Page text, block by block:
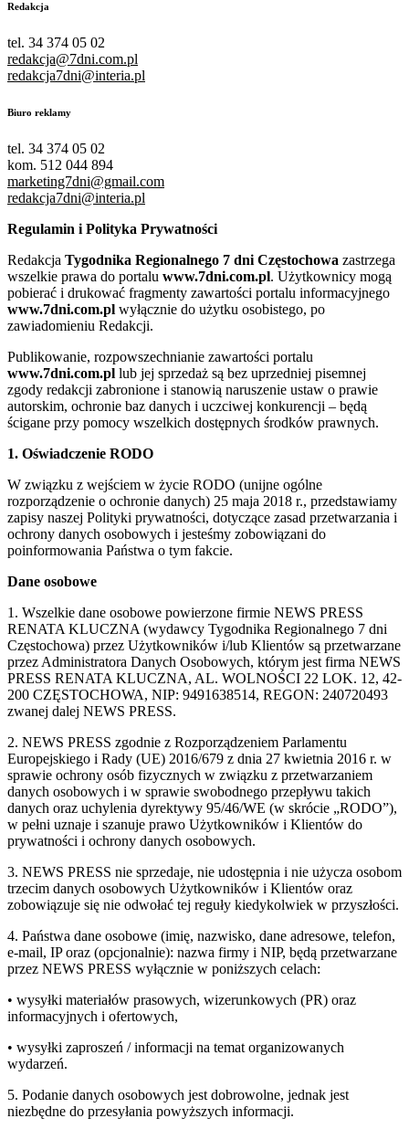
Redakcja
tel. 34 374 05 02
redakcja@7dni.com.pl
redakcja7dni@interia.pl
Biuro reklamy
tel. 34 374 05 02
kom. 512 044 894
marketing7dni@gmail.com
redakcja7dni@interia.pl
Regulamin i Polityka Prywatności
Redakcja Tygodnika Regionalnego 7 dni Częstochowa zastrzega
wszelkie prawa do portalu www.7dni.com.pl. Użytkownicy mogą
pobierać i drukować fragmenty zawartości portalu informacyjnego
www.7dni.com.pl wyłącznie do użytku osobistego, po
zawiadomieniu Redakcji.
Publikowanie, rozpowszechnianie zawartości portalu
www.7dni.com.pl lub jej sprzedaż są bez uprzedniej pisemnej
zgody redakcji zabronione i stanowią naruszenie ustaw o prawie
autorskim, ochronie baz danych i uczciwej konkurencji – będą
ścigane przy pomocy wszelkich dostępnych środków prawnych.
1. Oświadczenie RODO
W związku z wejściem w życie RODO (unijne ogólne
rozporządzenie o ochronie danych) 25 maja 2018 r., przedstawiamy
zapisy naszej Polityki prywatności, dotyczące zasad przetwarzania i
ochrony danych osobowych i jesteśmy zobowiązani do
poinformowania Państwa o tym fakcie.
Dane osobowe
1. Wszelkie dane osobowe powierzone firmie NEWS PRESS
RENATA KLUCZNA (wydawcy Tygodnika Regionalnego 7 dni
Częstochowa) przez Użytkowników i/lub Klientów są przetwarzane
przez Administratora Danych Osobowych, którym jest firma NEWS
PRESS RENATA KLUCZNA, AL. WOLNOŚCI 22 LOK. 12, 42-
200 CZĘSTOCHOWA, NIP: 9491638514, REGON: 240720493
zwanej dalej NEWS PRESS.
2. NEWS PRESS zgodnie z Rozporządzeniem Parlamentu
Europejskiego i Rady (UE) 2016/679 z dnia 27 kwietnia 2016 r. w
sprawie ochrony osób fizycznych w związku z przetwarzaniem
danych osobowych i w sprawie swobodnego przepływu takich
danych oraz uchylenia dyrektywy 95/46/WE (w skrócie „RODO”),
w pełni uznaje i szanuje prawo Użytkowników i Klientów do
prywatności i ochrony danych osobowych.
3. NEWS PRESS nie sprzedaje, nie udostępnia i nie użycza osobom
trzecim danych osobowych Użytkowników i Klientów oraz
zobowiązuje się nie odwołać tej reguły kiedykolwiek w przyszłości.
4. Państwa dane osobowe (imię, nazwisko, dane adresowe, telefon,
e-mail, IP oraz (opcjonalnie): nazwa firmy i NIP, będą przetwarzane
przez NEWS PRESS wyłącznie w poniższych celach:
• wysyłki materiałów prasowych, wizerunkowych (PR) oraz
informacyjnych i ofertowych,
• wysyłki zaproszeń / informacji na temat organizowanych
wydarzeń.
5. Podanie danych osobowych jest dobrowolne, jednak jest
niezbędne do przesyłania powyższych informacji.